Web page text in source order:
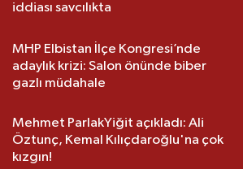
iddiası savcılıkta
MHP Elbistan İlçe Kongresi’nde
adaylık krizi: Salon önünde biber
gazlı müdahale
Mehmet ParlakYiğit açıkladı: Ali
Öztunç, Kemal Kılıçdaroğlu'na çok
kızgın!